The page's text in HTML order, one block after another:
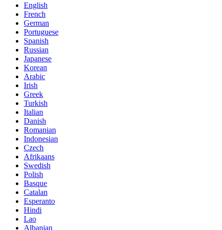
English
French
German
Portuguese
Spanish
Russian
Japanese
Korean
Arabic
Irish
Greek
Turkish
Italian
Danish
Romanian
Indonesian
Czech
Afrikaans
Swedish
Polish
Basque
Catalan
Esperanto
Hindi
Lao
Albanian